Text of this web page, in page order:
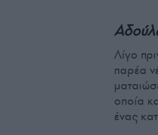
Λίγο
παρέα
οποία
ένας